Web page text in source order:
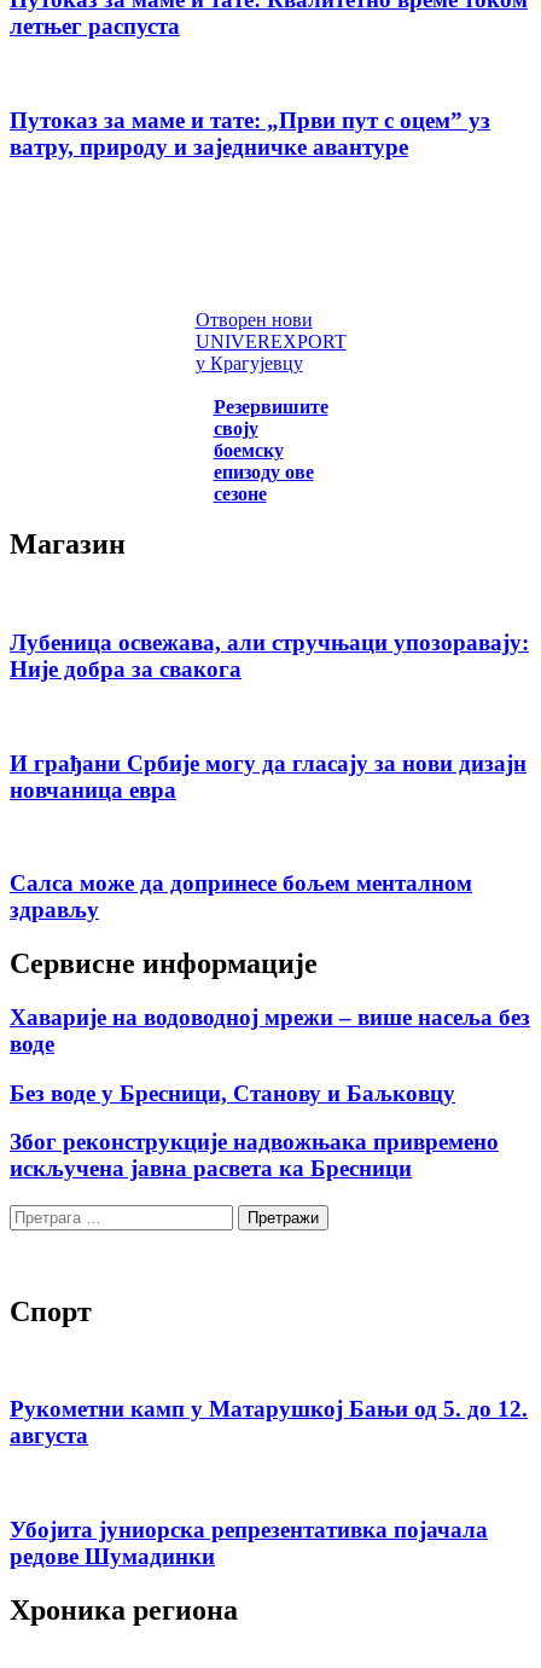
летњег распуста
Путоказ за маме и тате: „Први пут с оцемˮ уз
ватру, природу и заједничке авантуре
Отворен нови
UNIVEREXPORT
у Крагујевцу
Резервишите
своју
боемску
епизоду ове
сезоне
Магазин
Лубеница освежава, али стручњаци упозоравају:
Није добра за свакога
И грађани Србије могу да гласају за нови дизајн
новчаница евра
Салса може да допринесе бољем менталном
здрављу
Сервисне информације
Хаварије на водоводној мрежи – више насеља без
воде
Без воде у Бресници, Станову и Баљковцу
Због реконструкције надвожњака привремено
искључена јавна расвета ка Бресници
Претрага
за:
Спорт
Рукометни камп у Матарушкој Бањи од 5. до 12.
августа
Убојита јуниорска репрезентативка појачала
редове Шумадинки
Хроника региона